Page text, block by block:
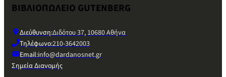
ΒΙΒΛΙΟΠΩΛΕΙΟ GUTENBERG
Διεύθυνση:Διδότου 37, 10680 Αθήνα
Τηλέφωνο:210-3642003
Email:info@dardanosnet.gr
Σημεία Διανομής